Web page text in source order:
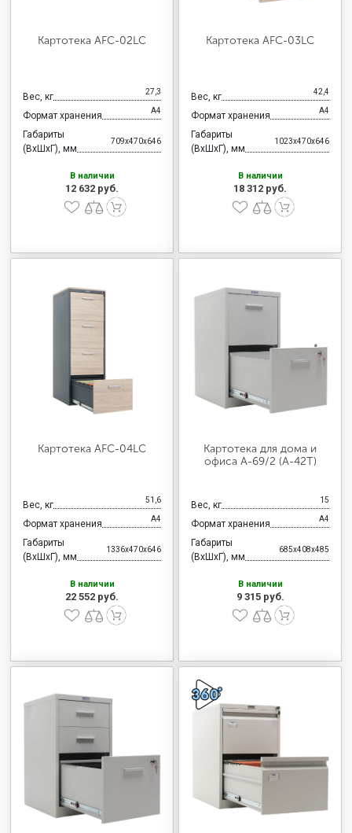
МЕБЕЛЬ ДЛЯ ДОМА
СТАЛЬНЫЕ ДВЕРИ
Картотека AFC-02LC
Вес, кг 27,3
Формат хранения А4
Габариты
(ВхШхГ), мм
709x470x646
В наличии
12 632 руб.
Картотека AFC-03LC
Вес, кг 42,4
Формат хранения А4
Габариты
(ВхШхГ), мм
1023x470x646
В наличии
18 312 руб.
Картотека AFC-04LC
Вес, кг 51,6
Формат хранения А4
Габариты
(ВхШхГ), мм
1336x470x646
В наличии
22 552 руб.
Картотека для дома и
офиса А-69/2 (А-42Т)
Вес, кг 15
Формат хранения А4
Габариты
(ВхШхГ), мм
685x408x485
В наличии
9 315 руб.